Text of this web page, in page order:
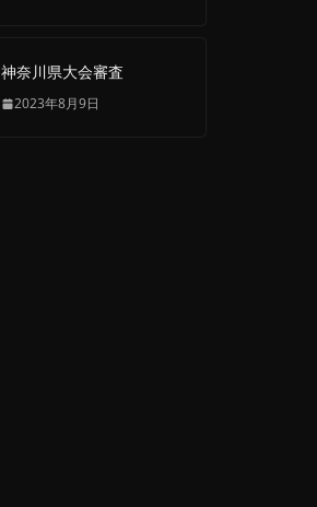
神奈川県大会審査
2023年8月9日